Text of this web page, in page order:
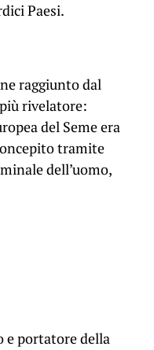
Paesi.
raggiunto dal
rivelatore:
del Seme era
tramite
dell’uomo,
e portatore della